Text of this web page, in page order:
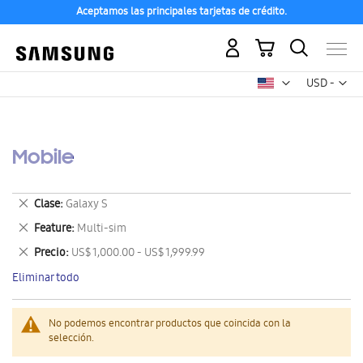
Aceptamos las principales tarjetas de crédito.
USD -
dólar
Mi carrito
Mobile
No podemos encontrar productos que coincida con la
selección.
Clase Galaxy S
Eliminar
este
artículo
Feature Multi-sim
Eliminar
este
artículo
Precio US$ 1,000.00 - US$ 1,999.99
Eliminar
este
artículo
Eliminar todo